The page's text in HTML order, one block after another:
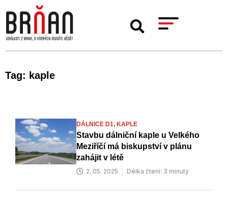
Tag: kaple
DÁLNICE D1, KAPLE
Stavbu dálniční kaple u Velkého
Meziříčí má biskupství v plánu
zahájit v létě
2. 05. 2025 Délka čtení: 3 minuty